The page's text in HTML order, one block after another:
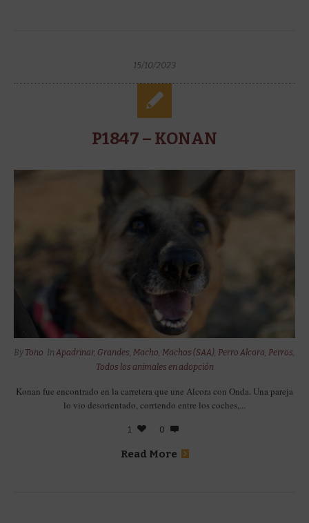
15/10/2023
P1847 – KONAN
By Tono In Apadrinar, Grandes, Macho, Machos (SAA), Perro Alcora, Perros,
Todos los animales en adopción
Konan fue encontrado en la carretera que une Alcora con Onda. Una pareja
lo vio desorientado, corriendo entre los coches,...
1 0
Read More